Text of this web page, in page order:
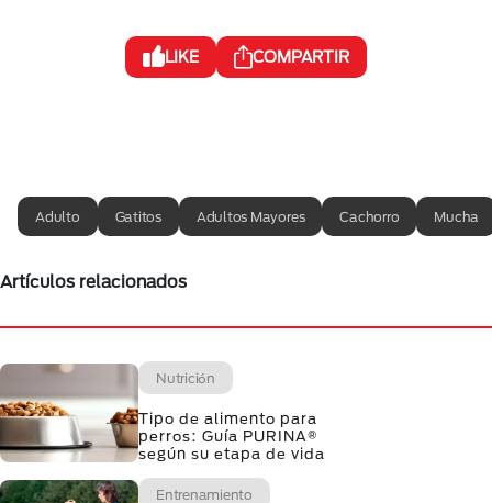
LIKE COMPARTIR
Adulto Gatitos Adultos Mayores Cachorro Mucha
Artículos relacionados
Nutrición
Tipo de alimento para
perros: Guía PURINA®
según su etapa de vida
Entrenamiento